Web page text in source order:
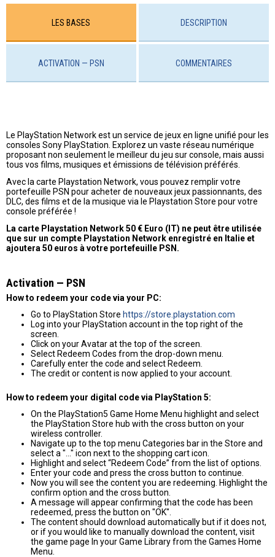
LES BASES DESCRIPTION
ACTIVATION — PSN COMMENTAIRES
Le PlayStation Network est un service de jeux en ligne unifié pour les
consoles Sony PlayStation. Explorez un vaste réseau numérique
proposant non seulement le meilleur du jeu sur console, mais aussi
tous vos films, musiques et émissions de télévision préférés.
Avec la carte Playstation Network, vous pouvez remplir votre
portefeuille PSN pour acheter de nouveaux jeux passionnants, des
DLC, des films et de la musique via le Playstation Store pour votre
console préférée !
La carte Playstation Network 50 € Euro (IT) ne peut être utilisée
que sur un compte Playstation Network enregistré en Italie et
ajoutera 50 euros à votre portefeuille PSN.
Activation — PSN
How to redeem your code via your PC:
Go to PlayStation Store https://store.playstation.com
Log into your PlayStation account in the top right of the
screen.
Click on your Avatar at the top of the screen.
Select Redeem Codes from the drop-down menu.
Carefully enter the code and select Redeem.
The credit or content is now applied to your account.
How to redeem your digital code via PlayStation 5:
On the PlayStation5 Game Home Menu highlight and select
the PlayStation Store hub with the cross button on your
wireless controller.
Navigate up to the top menu Categories bar in the Store and
select a "..." icon next to the shopping cart icon.
Highlight and select “Redeem Code” from the list of options.
Enter your code and press the cross button to continue.
Now you will see the content you are redeeming. Highlight the
confirm option and the cross button.
A message will appear confirming that the code has been
redeemed, press the button on "OK".
The content should download automatically but if it does not,
or if you would like to manually download the content, visit
the game page In your Game Library from the Games Home
Menu.